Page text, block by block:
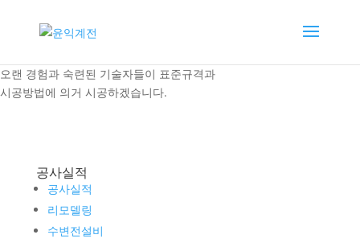
오랜 경험과 숙련된 기술자들이 표준규격과
시공방법에 의거 시공하겠습니다.
공사실적
공사실적
리모델링
수변전설비